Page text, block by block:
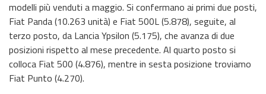
modelli più venduti a maggio. Si confermano ai primi due posti,
Fiat Panda (10.263 unità) e Fiat 500L (5.878), seguite, al
terzo posto, da Lancia Ypsilon (5.175), che avanza di due
posizioni rispetto al mese precedente. Al quarto posto si
colloca Fiat 500 (4.876), mentre in sesta posizione troviamo
Fiat Punto (4.270).